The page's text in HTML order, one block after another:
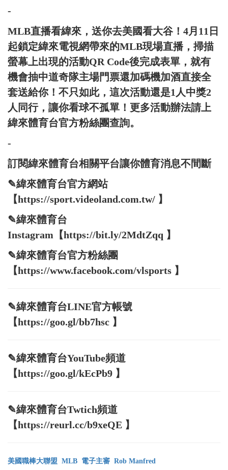
-
MLB直播看緯來，送你去美國看大谷！4月11日
起鎖定緯來電視網帶來的MLB現場直播，掃描
螢幕上出現的活動QR Code後完成表單，就有
機會抽中道奇隊主場門票還加碼機加酒直接全
套送給你！不只如此，這次活動還是1人中獎2
人同行，讓你看球不孤單！更多活動辦法請上
緯來體育台官方粉絲團查詢。
-
訂閱緯來體育台相關平台讓你體育消息不間斷
✎緯來體育台官方網站
【https://sport.videoland.com.tw/ 】
✎緯來體育台
Instagram【https://bit.ly/2MdtZqq 】
✎緯來體育台官方粉絲團
【https://www.facebook.com/vlsports 】
✎緯來體育台LINE官方帳號
【https://goo.gl/bb7hsc 】
✎緯來體育台YouTube頻道
【https://goo.gl/kEcPb9 】
✎緯來體育台Twtich頻道
【https://reurl.cc/b9xeQE 】
美國職棒大聯盟 MLB 電子主審 Rob Manfred